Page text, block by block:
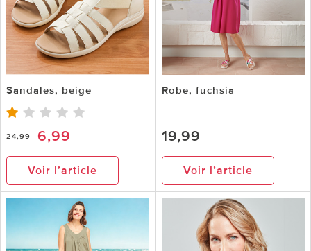
Sandales, beige
24,99 6,99
Voir l’article
Robe, fuchsia
19,99
Voir l’article